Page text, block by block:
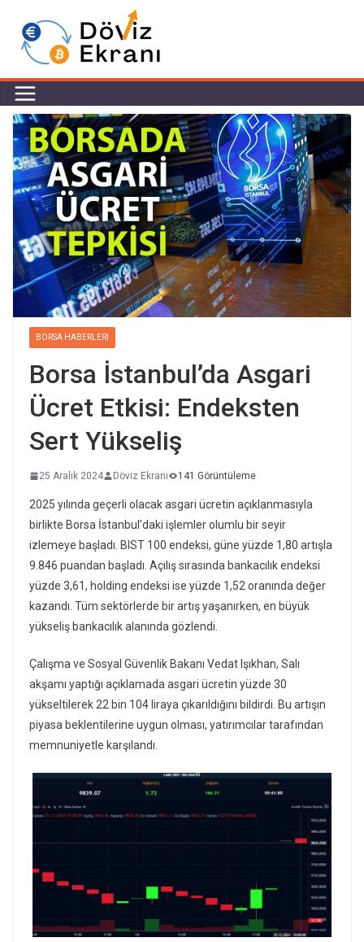
BORSA HABERLERI
Borsa İstanbul’da Asgari
Ücret Etkisi: Endeksten
Sert Yükseliş
25 Aralık 2024 Döviz Ekranı 141 Görüntüleme
2025 yılında geçerli olacak asgari ücretin açıklanmasıyla
birlikte Borsa İstanbul’daki işlemler olumlu bir seyir
izlemeye başladı. BIST 100 endeksi, güne yüzde 1,80 artışla
9.846 puandan başladı. Açılış sırasında bankacılık endeksi
yüzde 3,61, holding endeksi ise yüzde 1,52 oranında değer
kazandı. Tüm sektörlerde bir artış yaşanırken, en büyük
yükseliş bankacılık alanında gözlendi.
Çalışma ve Sosyal Güvenlik Bakanı Vedat Işıkhan, Salı
akşamı yaptığı açıklamada asgari ücretin yüzde 30
yükseltilerek 22 bin 104 liraya çıkarıldığını bildirdi. Bu artışın
piyasa beklentilerine uygun olması, yatırımcılar tarafından
memnuniyetle karşılandı.